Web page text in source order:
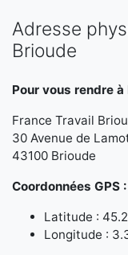
Adresse
Brioude
Pour vous rendre
France Travail
30 Avenue de
43100 Brioude
Coordonnées GPS :
Latitude :
Longitude :